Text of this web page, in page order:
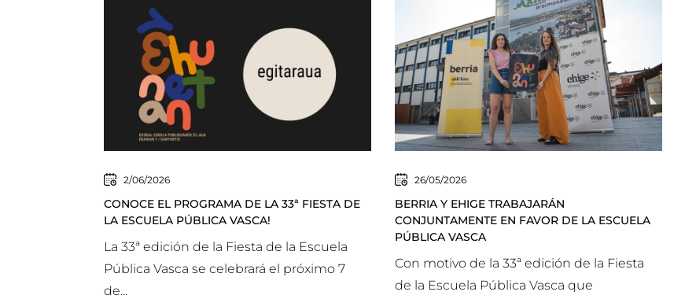
2/06/2026
CONOCE EL PROGRAMA DE LA 33ª FIESTA DE
LA ESCUELA PÚBLICA VASCA!
La 33ª edición de la Fiesta de la Escuela
Pública Vasca se celebrará el próximo 7
de...
26/05/2026
BERRIA Y EHIGE TRABAJARÁN
CONJUNTAMENTE EN FAVOR DE LA ESCUELA
PÚBLICA VASCA
Con motivo de la 33ª edición de la Fiesta
de la Escuela Pública Vasca que